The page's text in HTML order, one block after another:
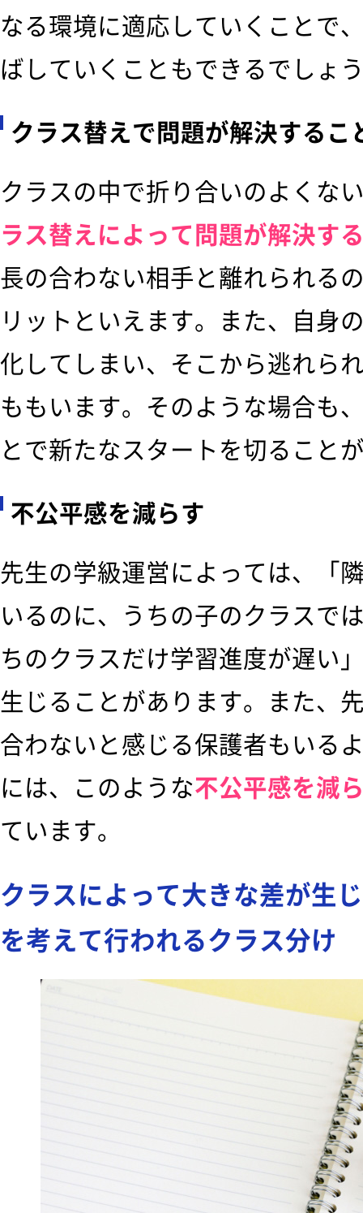
なる環境に適応していくことで
ばしていくこともできるでしょ
クラス替えで問題が解決するこ
クラスの中で折り合いのよくな
ラス替えによって問題が解決す
長の合わない相手と離れられる
リットといえます。また、自身
化してしまい、そこから逃れら
ももいます。そのような場合も
とで新たなスタートを切ること
不公平感を減らす
先生の学級運営によっては、「
いるのに、うちの子のクラスで
ちのクラスだけ学習進度が遅い
生じることがあります。また、
合わないと感じる保護者もいる
には、このような不公平感を減
ています。
クラスによって大きな差が生
を考えて行われるクラス分け